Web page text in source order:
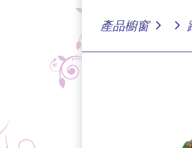
產品櫥窗